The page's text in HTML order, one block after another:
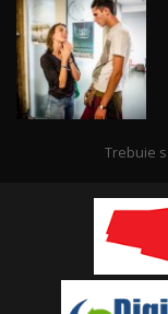
Trebuie